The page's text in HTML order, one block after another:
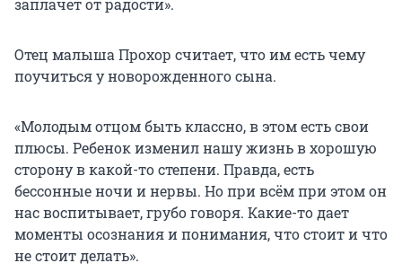
заплачет от радости».
Отец малыша Прохор считает, что им есть чему
поучиться у новорожденного сына.
«Молодым отцом быть классно, в этом есть свои
плюсы. Ребенок изменил нашу жизнь в хорошую
сторону в какой-то степени. Правда, есть
бессонные ночи и нервы. Но при всём при этом он
нас воспитывает, грубо говоря. Какие-то дает
моменты осознания и понимания, что стоит и что
не стоит делать».